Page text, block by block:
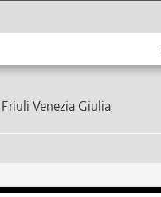
Venezia Giulia